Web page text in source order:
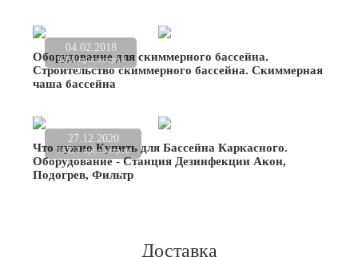
04.02.2018
9298 просмотров
Оборудование для скиммерного бассейна.
Строительство скиммерного бассейна. Скиммерная
чаша бассейна
27.12.2020
16521 просмотров
Что нужно Купить для Бассейна Каркасного.
Оборудование - Станция Дезинфекции Акон,
Подогрев, Фильтр
Доставка